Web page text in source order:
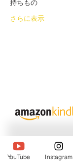
持ちもの
さらに表示
YouTube Instagram